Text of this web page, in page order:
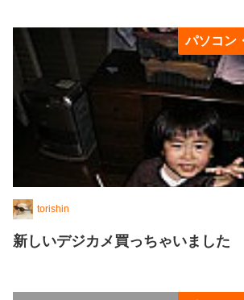
パソコン
torishin
新しいデジカメ買っちゃいました